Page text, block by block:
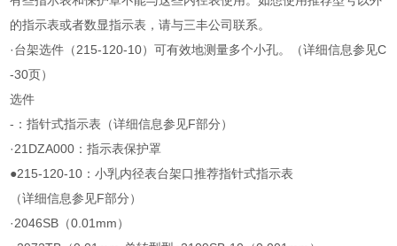
的指示表或者数显指示表，请与三丰公司联系。
·台架选件（215-120-10）可有效地测量多个小孔。（详细信息参见C
-30页）
选件
-：指针式指示表（详细信息参见F部分）
·21DZA000：指示表保护罩
●215-120-10：小乳内径表台架口推荐指针式指示表
（详细信息参见F部分）
·2046SB（0.01mm）